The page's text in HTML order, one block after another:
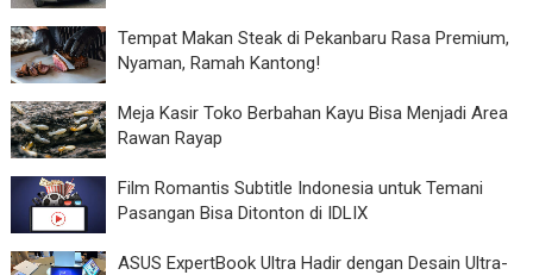
Tempat Makan Steak di Pekanbaru Rasa Premium,
Nyaman, Ramah Kantong!
Meja Kasir Toko Berbahan Kayu Bisa Menjadi Area
Rawan Rayap
Film Romantis Subtitle Indonesia untuk Temani
Pasangan Bisa Ditonton di IDLIX
ASUS ExpertBook Ultra Hadir dengan Desain Ultra-